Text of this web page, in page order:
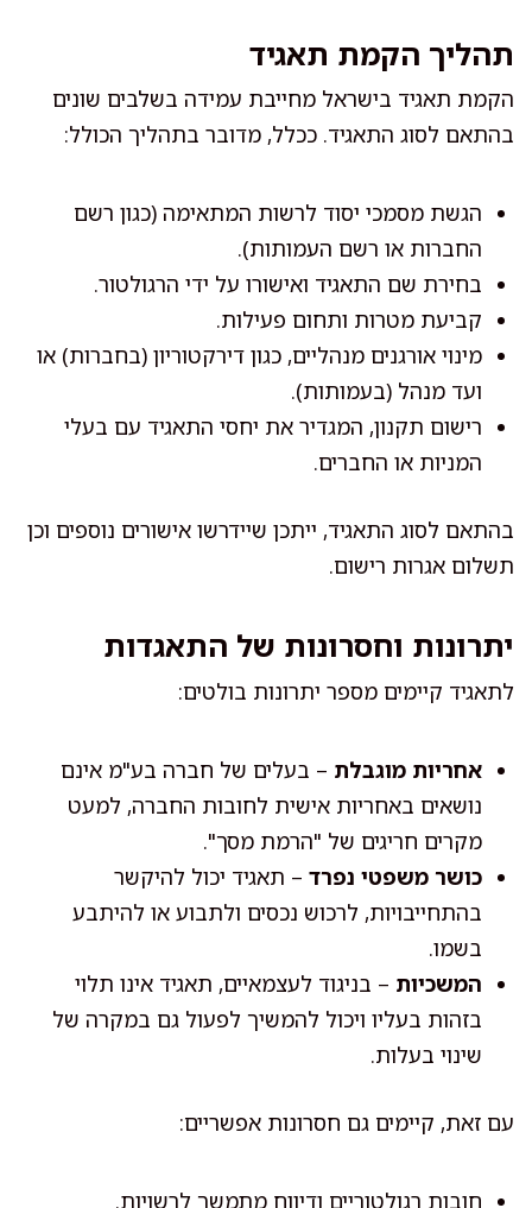
תהליך הקמת תאגיד
הקמת תאגיד בישראל מחייבת עמידה בשלבים שונים
בהתאם לסוג התאגיד. ככלל, מדובר בתהליך הכולל:
הגשת מסמכי יסוד לרשות המתאימה (כגון רשם
החברות או רשם העמותות).
בחירת שם התאגיד ואישורו על ידי הרגולטור.
קביעת מטרות ותחום פעילות.
מינוי אורגנים מנהליים, כגון דירקטוריון (בחברות) או
ועד מנהל (בעמותות).
רישום תקנון, המגדיר את יחסי התאגיד עם בעלי
המניות או החברים.
בהתאם לסוג התאגיד, ייתכן שיידרשו אישורים נוספים וכן
תשלום אגרות רישום.
יתרונות וחסרונות של התאגדות
לתאגיד קיימים מספר יתרונות בולטים:
אחריות מוגבלת – בעלים של חברה בע"מ אינם
נושאים באחריות אישית לחובות החברה, למעט
מקרים חריגים של "הרמת מסך".
כושר משפטי נפרד – תאגיד יכול להיקשר
בהתחייבויות, לרכוש נכסים ולתבוע או להיתבע
בשמו.
המשכיות – בניגוד לעצמאיים, תאגיד אינו תלוי
בזהות בעליו ויכול להמשיך לפעול גם במקרה של
שינוי בעלות.
עם זאת, קיימים גם חסרונות אפשריים:
חובות רגולטוריים ודיווח מתמשך לרשויות.